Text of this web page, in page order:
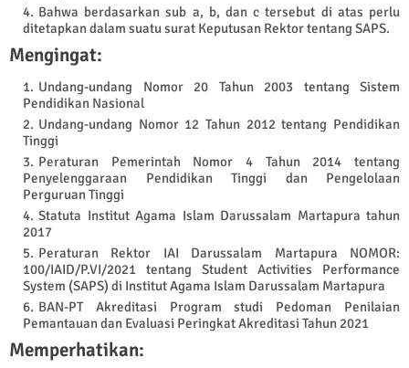
Bahwa berdasarkan sub a, b, dan c tersebut di atas perlu
ditetapkan dalam suatu surat Keputusan Rektor tentang SAPS.
Mengingat:
Undang-undang Nomor 20 Tahun 2003 tentang Sistem
Pendidikan Nasional
Undang-undang Nomor 12 Tahun 2012 tentang Pendidikan
Tinggi
Peraturan Pemerintah Nomor 4 Tahun 2014 tentang
Penyelenggaraan Pendidikan Tinggi dan Pengelolaan
Perguruan Tinggi
Statuta Institut Agama Islam Darussalam Martapura tahun
2017
Peraturan Rektor IAI Darussalam Martapura NOMOR:
100/IAID/P.VI/2021 tentang Student Activities Performance
System (SAPS) di Institut Agama Islam Darussalam Martapura
BAN-PT Akreditasi Program studi Pedoman Penilaian
Pemantauan dan Evaluasi Peringkat Akreditasi Tahun 2021
Memperhatikan: